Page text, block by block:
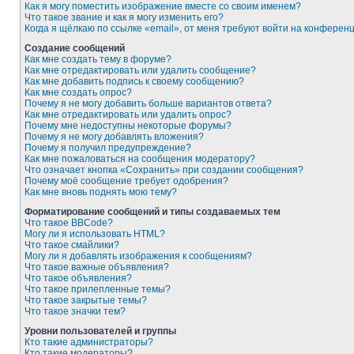
Как я могу поместить изображение вместе со своим именем?
Что такое звание и как я могу изменить его?
Когда я щёлкаю по ссылке «email», от меня требуют войти на
Создание сообщений
Как мне создать тему в форуме?
Как мне отредактировать или удалить сообщение?
Как мне добавить подпись к своему сообщению?
Как мне создать опрос?
Почему я не могу добавить больше вариантов ответа?
Как мне отредактировать или удалить опрос?
Почему мне недоступны некоторые форумы?
Почему я не могу добавлять вложения?
Почему я получил предупреждение?
Как мне пожаловаться на сообщения модератору?
Что означает кнопка «Сохранить» при создании сообщения?
Почему моё сообщение требует одобрения?
Как мне вновь поднять мою тему?
Форматирование сообщений и типы создаваемых тем
Что такое BBCode?
Могу ли я использовать HTML?
Что такое смайлики?
Могу ли я добавлять изображения к сообщениям?
Что такое важные объявления?
Что такое объявления?
Что такое прилепленные темы?
Что такое закрытые темы?
Что такое значки тем?
Уровни пользователей и группы
Кто такие администраторы?